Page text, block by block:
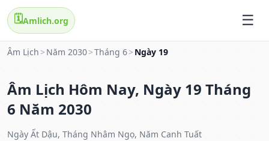
🗓️Amlich.org
Âm Lịch > Năm 2030>Tháng 6> Ngày 19
Âm Lịch Hôm Nay, Ngày 19 Tháng
6 Năm 2030
Ngày Ất Dậu, Tháng Nhâm Ngọ, Năm Canh Tuất